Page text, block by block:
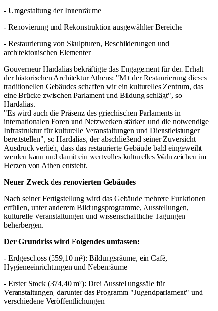
- Umgestaltung der Innenräume
- Renovierung und Rekonstruktion ausgewählter Bereiche
- Restaurierung von Skulpturen, Beschilderungen und
architektonischen Elementen
Gouverneur Hardalias bekräftigte das Engagement für den Erhalt
der historischen Architektur Athens: "Mit der Restaurierung dieses
traditionellen Gebäudes schaffen wir ein kulturelles Zentrum, das
eine Brücke zwischen Parlament und Bildung schlägt", so
Hardalias.
"Es wird auch die Präsenz des griechischen Parlaments in
internationalen Foren und Netzwerken stärken und die notwendige
Infrastruktur für kulturelle Veranstaltungen und Dienstleistungen
bereitstellen", so Hardalias, der abschließend seiner Zuversicht
Ausdruck verlieh, dass das restaurierte Gebäude bald eingeweiht
werden kann und damit ein wertvolles kulturelles Wahrzeichen im
Herzen von Athen entsteht.
Neuer Zweck des renovierten Gebäudes
Nach seiner Fertigstellung wird das Gebäude mehrere Funktionen
erfüllen, unter anderem Bildungsprogramme, Ausstellungen,
kulturelle Veranstaltungen und wissenschaftliche Tagungen
beherbergen.
Der Grundriss wird Folgendes umfassen:
- Erdgeschoss (359,10 m²): Bildungsräume, ein Café,
Hygieneeinrichtungen und Nebenräume
- Erster Stock (374,40 m²): Drei Ausstellungssäle für
Veranstaltungen, darunter das Programm "Jugendparlament" und
verschiedene Veröffentlichungen